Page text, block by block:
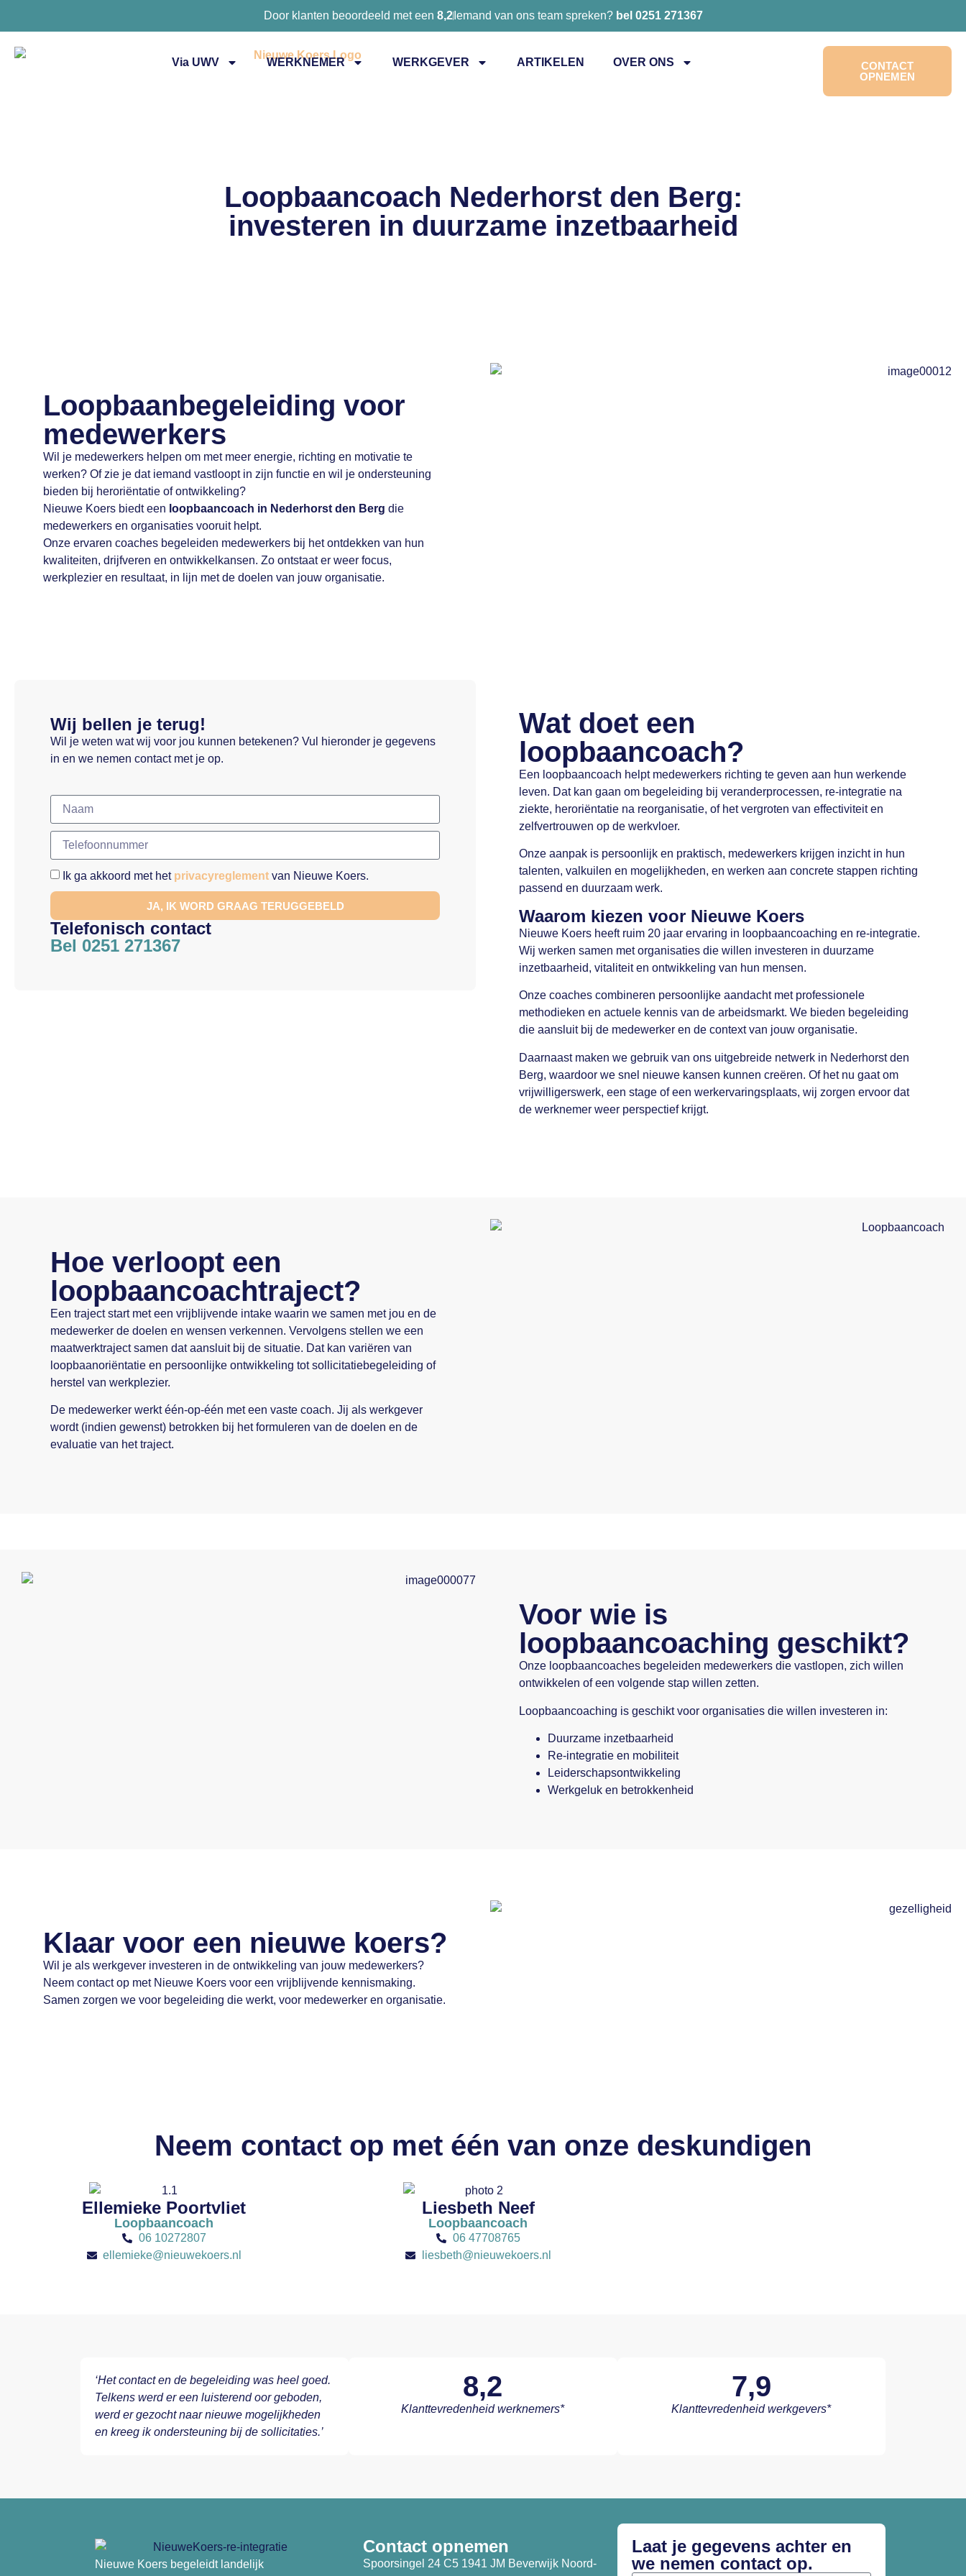
Door klanten beoordeeld met een 8,2Iemand van ons team spreken? bel 0251 271367
Via UWV WERKNEMER WERKGEVER ARTIKELEN OVER ONS
CONTACT
OPNEMEN
Loopbaancoach Nederhorst den Berg:
investeren in duurzame inzetbaarheid
Loopbaanbegeleiding voor
medewerkers
Wil je medewerkers helpen om met meer energie, richting en motivatie te
werken? Of zie je dat iemand vastloopt in zijn functie en wil je ondersteuning
bieden bij heroriëntatie of ontwikkeling?
Nieuwe Koers biedt een loopbaancoach in Nederhorst den Berg die
medewerkers en organisaties vooruit helpt.
Onze ervaren coaches begeleiden medewerkers bij het ontdekken van hun
kwaliteiten, drijfveren en ontwikkelkansen. Zo ontstaat er weer focus,
werkplezier en resultaat, in lijn met de doelen van jouw organisatie.
Wat doet een
loopbaancoach?
Een loopbaancoach helpt medewerkers richting te geven aan hun werkende
leven. Dat kan gaan om begeleiding bij veranderprocessen, re-integratie na
ziekte, heroriëntatie na reorganisatie, of het vergroten van effectiviteit en
zelfvertrouwen op de werkvloer.
Onze aanpak is persoonlijk en praktisch, medewerkers krijgen inzicht in hun
talenten, valkuilen en mogelijkheden, en werken aan concrete stappen richting
passend en duurzaam werk.
Waarom kiezen voor Nieuwe Koers
Nieuwe Koers heeft ruim 20 jaar ervaring in loopbaancoaching en re-integratie.
Wij werken samen met organisaties die willen investeren in duurzame
inzetbaarheid, vitaliteit en ontwikkeling van hun mensen.
Onze coaches combineren persoonlijke aandacht met professionele
methodieken en actuele kennis van de arbeidsmarkt. We bieden begeleiding
die aansluit bij de medewerker en de context van jouw organisatie.
Daarnaast maken we gebruik van ons uitgebreide netwerk in Nederhorst den
Berg, waardoor we snel nieuwe kansen kunnen creëren. Of het nu gaat om
vrijwilligerswerk, een stage of een werkervaringsplaats, wij zorgen ervoor dat
de werknemer weer perspectief krijgt.
Wij bellen je terug!
Wil je weten wat wij voor jou kunnen betekenen? Vul hieronder je gegevens
in en we nemen contact met je op.
Ik ga akkoord met het privacyreglement van Nieuwe Koers.
JA, IK WORD GRAAG TERUGGEBELD
Telefonisch contact
Bel 0251 271367
Hoe verloopt een
loopbaancoachtraject?
Een traject start met een vrijblijvende intake waarin we samen met jou en de
medewerker de doelen en wensen verkennen. Vervolgens stellen we een
maatwerktraject samen dat aansluit bij de situatie. Dat kan variëren van
loopbaanoriëntatie en persoonlijke ontwikkeling tot sollicitatiebegeleiding of
herstel van werkplezier.
De medewerker werkt één-op-één met een vaste coach. Jij als werkgever
wordt (indien gewenst) betrokken bij het formuleren van de doelen en de
evaluatie van het traject.
Voor wie is
loopbaancoaching geschikt?
Onze loopbaancoaches begeleiden medewerkers die vastlopen, zich willen
ontwikkelen of een volgende stap willen zetten.
Loopbaancoaching is geschikt voor organisaties die willen investeren in:
Duurzame inzetbaarheid
Re-integratie en mobiliteit
Leiderschapsontwikkeling
Werkgeluk en betrokkenheid
Klaar voor een nieuwe koers?
Wil je als werkgever investeren in de ontwikkeling van jouw medewerkers?
Neem contact op met Nieuwe Koers voor een vrijblijvende kennismaking.
Samen zorgen we voor begeleiding die werkt, voor medewerker en organisatie.
Neem contact op met één van onze deskundigen
Ellemieke Poortvliet
Loopbaancoach
06 10272807
ellemieke@nieuwekoers.nl
Liesbeth Neef
Loopbaancoach
06 47708765
liesbeth@nieuwekoers.nl
‘Het contact en de begeleiding was heel goed.
Telkens werd er een luisterend oor geboden,
werd er gezocht naar nieuwe mogelijkheden
en kreeg ik ondersteuning bij de sollicitaties.’
8,2
Klanttevredenheid werknemers*
7,9
Klanttevredenheid werkgevers*
Nieuwe Koers begeleidt landelijk
Contact opnemen
Spoorsingel 24 C5 1941 JM Beverwijk Noord-
Laat je gegevens achter en
we nemen contact op.